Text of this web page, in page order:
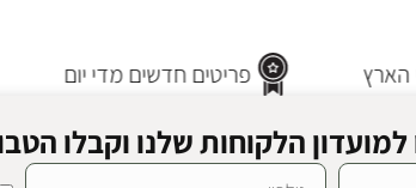
פריטים חדשים מדי יום
הלקוחות שלנו וקבלו